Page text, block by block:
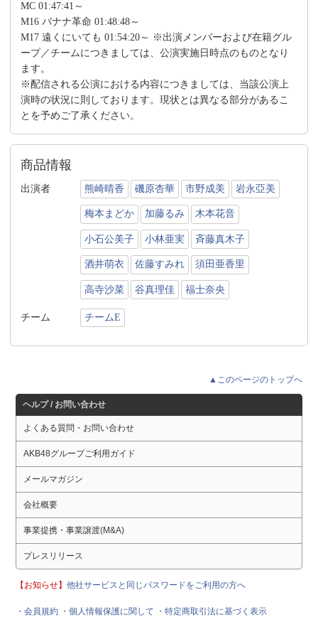
MC 01:47:41～
M16 バナナ革命 01:48:48～
M17 遠くにいても 01:54:20～ ※出演メンバーおよび在籍グル
ープ／チームにつきましては、公演実施日時点のものとなり
ます。
※配信される公演における内容につきましては、当該公演上
演時の状況に則しております。現状とは異なる部分があるこ
とを予めご了承ください。
商品情報
出演者 熊崎晴香 磯原杏華 市野成美 岩永亞美
梅本まどか 加藤るみ 木本花音
小石公美子 小林亜実 斉藤真木子
酒井萌衣 佐藤すみれ 須田亜香里
高寺沙菜 谷真理佳 福士奈央
チーム チームE
▲このページのトップへ
ヘルプ / お問い合わせ
よくある質問・お問い合わせ
AKB48グループご利用ガイド
メールマガジン
会社概要
事業提携・事業譲渡(M&A)
プレスリリース
【お知らせ】他社サービスと同じパスワードをご利用の方へ
・会員規約 ・個人情報保護に関して ・特定商取引法に基づく表示